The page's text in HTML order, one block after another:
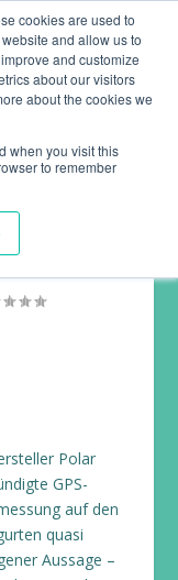
cookies are used to
and allow us to
and customize
about our visitors
about the cookies we
when you visit this
to remember
POLAR
Polar
GPS-
auf den
quasi
Aussage –